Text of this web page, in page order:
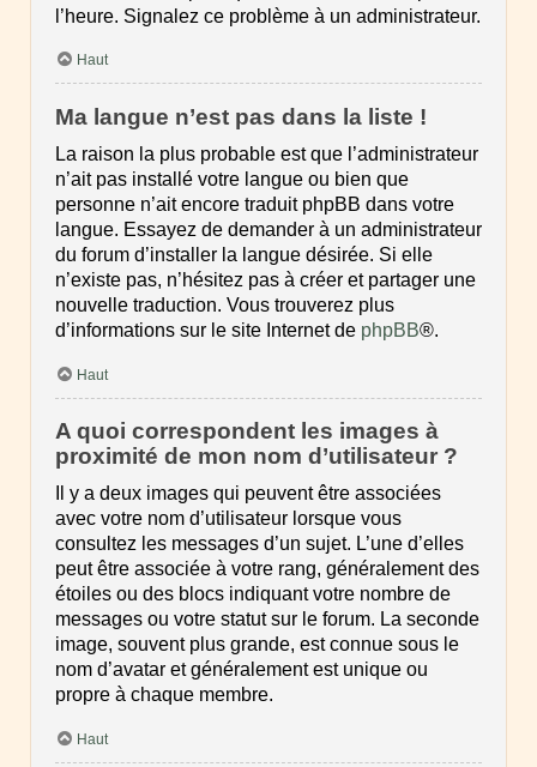
l’heure. Signalez ce problème à un administrateur.
Haut
Ma langue n’est pas dans la liste !
La raison la plus probable est que l’administrateur
n’ait pas installé votre langue ou bien que
personne n’ait encore traduit phpBB dans votre
langue. Essayez de demander à un administrateur
du forum d’installer la langue désirée. Si elle
n’existe pas, n’hésitez pas à créer et partager une
nouvelle traduction. Vous trouverez plus
d’informations sur le site Internet de phpBB®.
Haut
A quoi correspondent les images à
proximité de mon nom d’utilisateur ?
Il y a deux images qui peuvent être associées
avec votre nom d’utilisateur lorsque vous
consultez les messages d’un sujet. L’une d’elles
peut être associée à votre rang, généralement des
étoiles ou des blocs indiquant votre nombre de
messages ou votre statut sur le forum. La seconde
image, souvent plus grande, est connue sous le
nom d’avatar et généralement est unique ou
propre à chaque membre.
Haut